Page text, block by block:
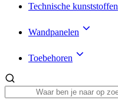
Technische kunststoffen
Wandpanelen
Toebehoren